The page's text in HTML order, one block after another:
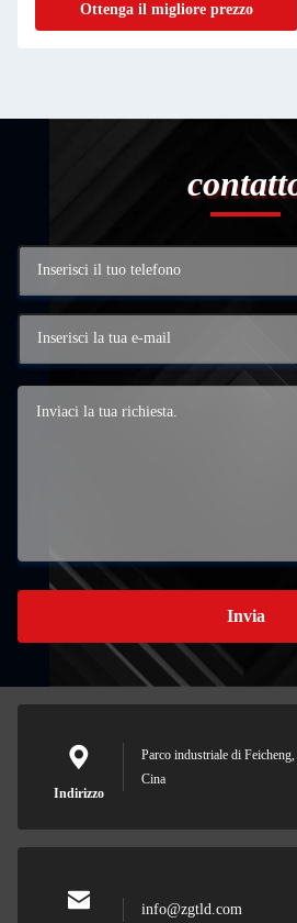
Ottenga il migliore prezzo
Invia
Indirizzo
Parco industriale di
Cina
info@zgtld.com